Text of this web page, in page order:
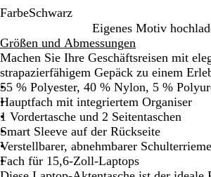
Schwenken.
FarbeSchwarz
c
h
w
a
r
z
Eigenes Motiv
Größen und Abmessungen
Machen Sie Ihre Geschäftsreisen mit
strapazierfähigem Gepäck zu einem
55 % Polyester, 40 % Nylon, 5 %
Hauptfach mit integriertem Organiser
1 Vordertasche und 2 Seitentaschen
Smart Sleeve auf der Rückseite
Verstellbarer, abnehmbarer
Fach für 15,6-Zoll-Laptops